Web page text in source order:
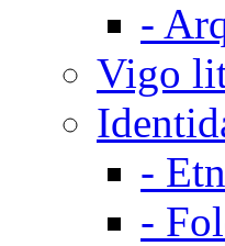
-
Vigo
-
-